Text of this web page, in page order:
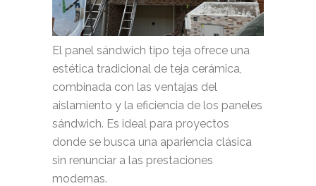
El panel sándwich tipo teja ofrece una
estética tradicional de teja cerámica,
combinada con las ventajas del
aislamiento y la eficiencia de los paneles
sándwich. Es ideal para proyectos
donde se busca una apariencia clásica
sin renunciar a las prestaciones
modernas.